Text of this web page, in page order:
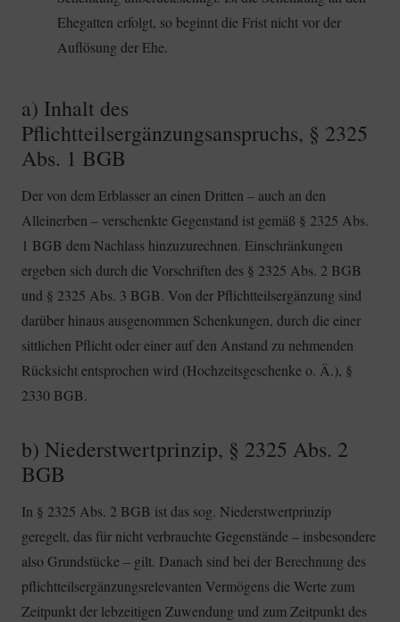
Ehegatten erfolgt, so beginnt die Frist nicht vor der
Auflösung der Ehe.
a) Inhalt des
Pflichtteilsergänzungsanspruchs, § 2325
Abs. 1 BGB
Der von dem Erblasser an einen Dritten – auch an den
Alleinerben – verschenkte Gegenstand ist gemäß § 2325 Abs.
1 BGB dem Nachlass hinzuzurechnen. Einschränkungen
ergeben sich durch die Vorschriften des § 2325 Abs. 2 BGB
und § 2325 Abs. 3 BGB. Von der Pflichtteilsergänzung sind
darüber hinaus ausgenommen Schenkungen, durch die einer
sittlichen Pflicht oder einer auf den Anstand zu nehmenden
Rücksicht entsprochen wird (Hochzeitsgeschenke o. Ä.), §
2330 BGB.
b) Niederstwertprinzip, § 2325 Abs. 2
BGB
In § 2325 Abs. 2 BGB ist das sog. Niederstwertprinzip
geregelt, das für nicht verbrauchte Gegenstände – insbesondere
also Grundstücke – gilt. Danach sind bei der Berechnung des
pflichtteilsergänzungsrelevanten Vermögens die Werte zum
Zeitpunkt der lebzeitigen Zuwendung und zum Zeitpunkt des